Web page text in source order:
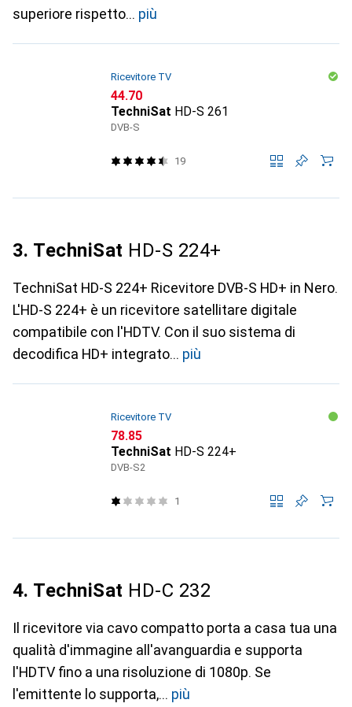
superiore rispetto
più
Ricevitore TV
CHF
44.70
TechniSat HD-S 261
DVB-S
19
3. TechniSat HD-S 224+
TechniSat HD-S 224+ Ricevitore DVB-S HD+ in Nero.
L'HD-S 224+ è un ricevitore satellitare digitale
compatibile con l'HDTV. Con il suo sistema di
decodifica HD+ integrato
più
Ricevitore TV
CHF
78.85
TechniSat HD-S 224+
DVB-S2
1
4. TechniSat HD-C 232
Il ricevitore via cavo compatto porta a casa tua una
qualità d'immagine all'avanguardia e supporta
l'HDTV fino a una risoluzione di 1080p. Se
l'emittente lo supporta,
più